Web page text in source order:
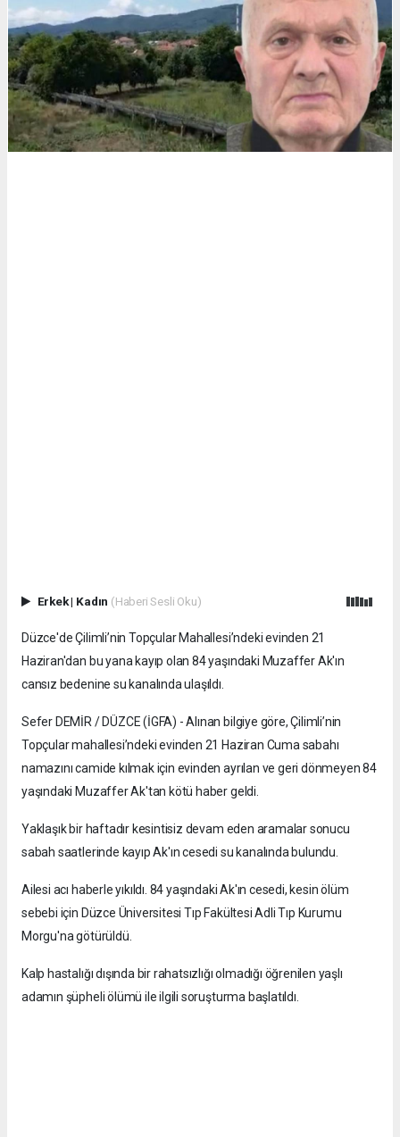
Erkek| Kadın (Haberi Sesli Oku)
Düzce'de Çilimli’nin Topçular Mahallesi’ndeki evinden 21
Haziran'dan bu yana kayıp olan 84 yaşındaki Muzaffer Ak'ın
cansız bedenine su kanalında ulaşıldı.
Sefer DEMİR / DÜZCE (İGFA) - Alınan bilgiye göre, Çilimli’nin
Topçular mahallesi’ndeki evinden 21 Haziran Cuma sabahı
namazını camide kılmak için evinden ayrılan ve geri dönmeyen 84
yaşındaki Muzaffer Ak'tan kötü haber geldi.
Yaklaşık bir haftadır kesintisiz devam eden aramalar sonucu
sabah saatlerinde kayıp Ak'ın cesedi su kanalında bulundu.
Ailesi acı haberle yıkıldı. 84 yaşındaki Ak'ın cesedi, kesin ölüm
sebebi için Düzce Üniversitesi Tıp Fakültesi Adli Tıp Kurumu
Morgu'na götürüldü.
Kalp hastalığı dışında bir rahatsızlığı olmadığı öğrenilen yaşlı
adamın şüpheli ölümü ile ilgili soruşturma başlatıldı.